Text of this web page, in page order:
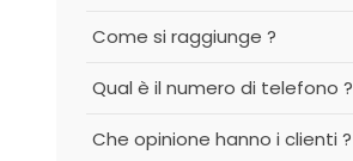
Come si raggiunge ?
Qual è il numero di telefono ?
Che opinione hanno i clienti ?